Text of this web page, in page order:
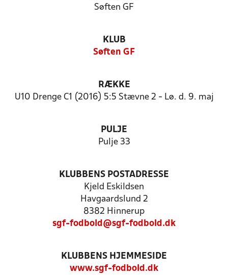
Søften GF
KLUB
Søften GF
RÆKKE
U10 Drenge C1 (2016) 5:5 Stævne 2 - Lø. d. 9. maj
PULJE
Pulje 33
KLUBBENS POSTADRESSE
Kjeld Eskildsen
Havgaardslund 2
8382 Hinnerup
sgf-fodbold@sgf-fodbold.dk
KLUBBENS HJEMMESIDE
www.sgf-fodbold.dk